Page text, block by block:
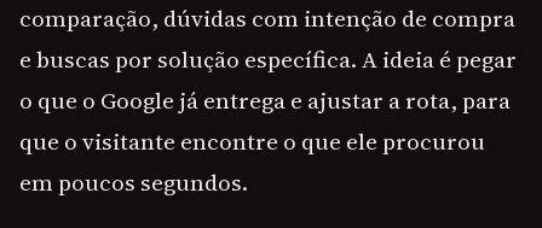
comparação, dúvidas com intenção de compra
e buscas por solução específica. A ideia é pegar
o que o Google já entrega e ajustar a rota, para
que o visitante encontre o que ele procurou
em poucos segundos.